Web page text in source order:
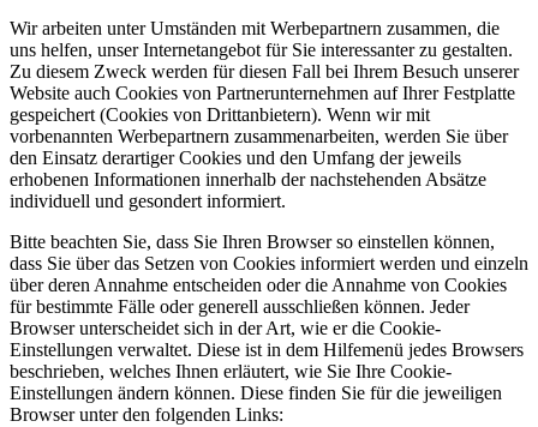
Wir arbeiten unter Umständen mit Werbepartnern zusammen, die
uns helfen, unser Internetangebot für Sie interessanter zu gestalten.
Zu diesem Zweck werden für diesen Fall bei Ihrem Besuch unserer
Website auch Cookies von Partnerunternehmen auf Ihrer Festplatte
gespeichert (Cookies von Drittanbietern). Wenn wir mit
vorbenannten Werbepartnern zusammenarbeiten, werden Sie über
den Einsatz derartiger Cookies und den Umfang der jeweils
erhobenen Informationen innerhalb der nachstehenden Absätze
individuell und gesondert informiert.
Bitte beachten Sie, dass Sie Ihren Browser so einstellen können,
dass Sie über das Setzen von Cookies informiert werden und einzeln
über deren Annahme entscheiden oder die Annahme von Cookies
für bestimmte Fälle oder generell ausschließen können. Jeder
Browser unterscheidet sich in der Art, wie er die Cookie-
Einstellungen verwaltet. Diese ist in dem Hilfemenü jedes Browsers
beschrieben, welches Ihnen erläutert, wie Sie Ihre Cookie-
Einstellungen ändern können. Diese finden Sie für die jeweiligen
Browser unter den folgenden Links: